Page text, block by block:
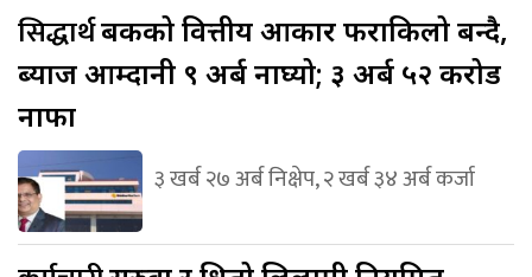
सिद्धार्थबैंकको वित्तीय आकार फराकिलो बन्दै,
ब्याज आम्दानी ९ अर्ब नाघ्यो; ३ अर्ब ५२ करोड
नाफा
३ खर्ब २७ अर्ब निक्षेप, २ खर्ब ३४ अर्ब कर्जा